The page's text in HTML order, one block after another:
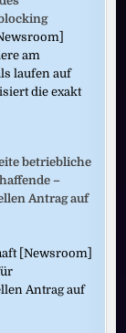
am
laufen auf
die exakt
betriebliche
–
Antrag auf
[Newsroom]
Antrag auf